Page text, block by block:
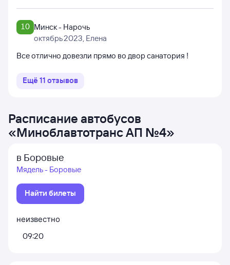
Расписание автобусов
«Миноблавтотранс АП №4»
в Боровые
Мядель - Боровые
Найти билеты
неизвестно
09:20
10 Минск - Нарочь
октябрь 2023, Елена
Все отлично довезли прямо во двор санатория !
Ещё 11 отзывов